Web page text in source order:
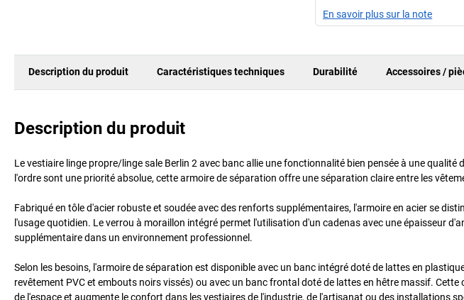
En savoir plus sur la note
Description du produit Caractéristiques techniques Durabilité Accessoires /
Description du produit
Le vestiaire linge propre/linge sale Berlin 2 avec banc allie une fonctionnalité bien pensée à une qualité
l'ordre sont une priorité absolue, cette armoire de séparation offre une séparation claire entre les
Fabriqué en tôle d'acier robuste et soudée avec des renforts supplémentaires, l'armoire en acier se
l'usage quotidien. Le verrou à moraillon intégré permet l'utilisation d'un cadenas avec une épaisseur
supplémentaire dans un environnement professionnel.
Selon les besoins, l'armoire de séparation est disponible avec un banc intégré doté de lattes en
revêtement PVC et embouts noirs vissés) ou avec un banc frontal doté de lattes en hêtre massif.
de l'espace et augmente le confort dans les vestiaires de l'industrie, de l'artisanat ou des installations